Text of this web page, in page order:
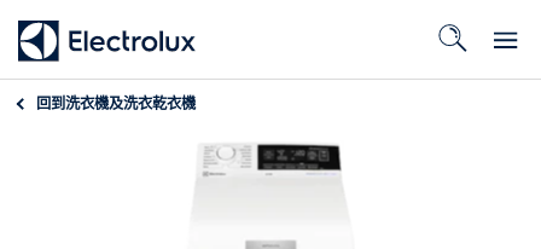
回到洗衣機及洗衣乾衣機